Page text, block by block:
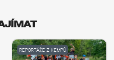
REPORTÁŽE Z KEMPŮ